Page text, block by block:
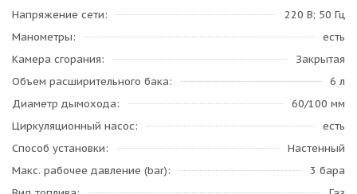
Напряжение сети
220 В; 50 Гц
Манометры
есть
Камера сгорания
Закрытая
Объем расширительного бака
6 л
Диаметр дымохода
60/100 мм
Циркуляционный насос
есть
Способ установки
Настенный
Макс. рабочее давление (bar)
3 бара